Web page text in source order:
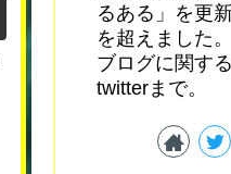
るある」を更
を超えました。
ブログに関す
twitterまで。